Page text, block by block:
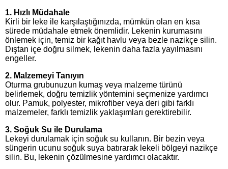
1. Hızlı Müdahale
Kirli bir leke ile karşılaştığınızda, mümkün olan en kısa
sürede müdahale etmek önemlidir. Lekenin kurumasını
önlemek için, temiz bir kağıt havlu veya bezle nazikçe silin.
Dıştan içe doğru silmek, lekenin daha fazla yayılmasını
engeller.
2. Malzemeyi Tanıyın
Oturma grubunuzun kumaş veya malzeme türünü
belirlemek, doğru temizlik yöntemini seçmenize yardımcı
olur. Pamuk, polyester, mikrofiber veya deri gibi farklı
malzemeler, farklı temizlik yaklaşımları gerektirebilir.
3. Soğuk Su ile Durulama
Lekeyi durulamak için soğuk su kullanın. Bir bezin veya
süngerin ucunu soğuk suya batırarak lekeli bölgeyi nazikçe
silin. Bu, lekenin çözülmesine yardımcı olacaktır.